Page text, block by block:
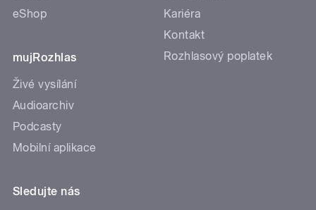
eShop
mujRozhlas
Živé vysílání
Audioarchiv
Podcasty
Mobilní aplikace
Kariéra
Kontakt
Rozhlasový poplatek
Sledujte nás